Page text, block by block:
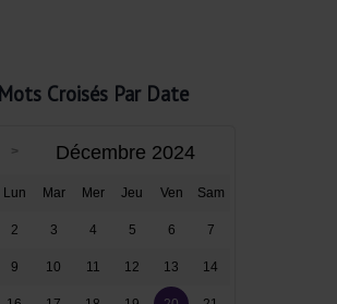
Mots Croisés Par Date
Décembre 2024
Lun Mar Mer Jeu Ven Sam
2 3 4 5 6 7
9 10 11 12 13 14